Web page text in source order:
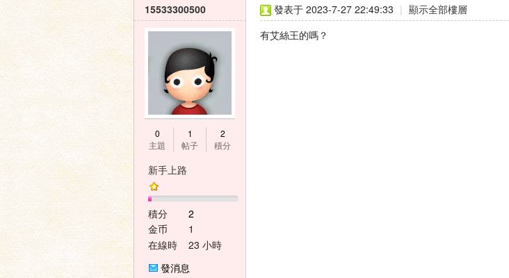
15533300500
0
主題
1
帖子
2
積分
新手上路
積分
2
金币
1
在線時
23 小時
發消息
發表于 2023-7-27 22:49:33 | 顯示全部樓層
有艾絲王的嗎？